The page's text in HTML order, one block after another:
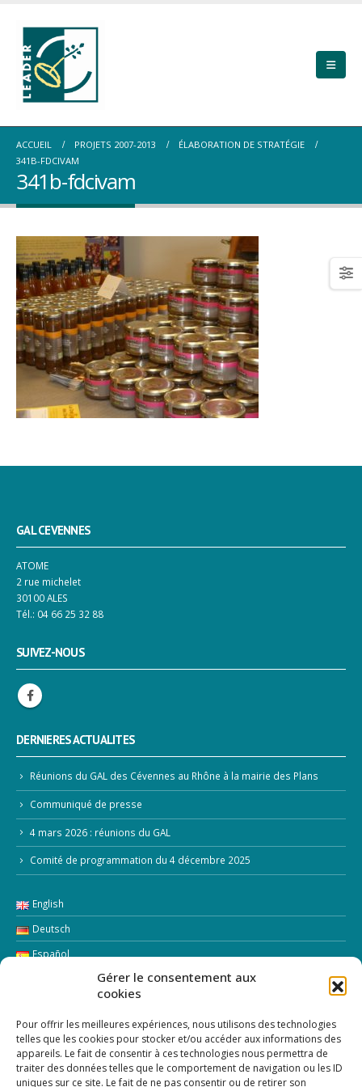
Gérer le consentement aux
cookies
Pour offrir les meilleures expériences, nous utilisons des technologies
telles que les cookies pour stocker et/ou accéder aux informations des
appareils. Le fait de consentir à ces technologies nous permettra de
traiter des données telles que le comportement de navigation ou les ID
uniques sur ce site. Le fait de ne pas consentir ou de retirer son
ACCUEIL PROJETS 2007-2013
ÉLABORATION DE STRATÉGIE
341B-FDCIVAM
341b-fdcivam
GAL CEVENNES
ATOME
2 rue michelet
30100 ALES
Tél.: 04 66 25 32 88
SUIVEZ-NOUS
DERNIERES ACTUALITES
Réunions du GAL des Cévennes au Rhône à la mairie des Plans
Communiqué de presse
4 mars 2026 : réunions du GAL
Comité de programmation du 4 décembre 2025
English
Deutsch
Español
LETTRE D’INFORMATION
Addresse Email: